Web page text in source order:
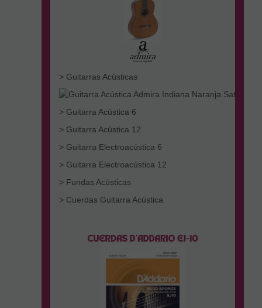
> Guitarras Acústicas
> Guitarra Acústica 6
> Guitarra Acústica 12
> Guitarra Electroacústica 6
> Guitarra Electroacústica 12
> Fundas Acústicas
> Cuerdas Guitarra Acústica